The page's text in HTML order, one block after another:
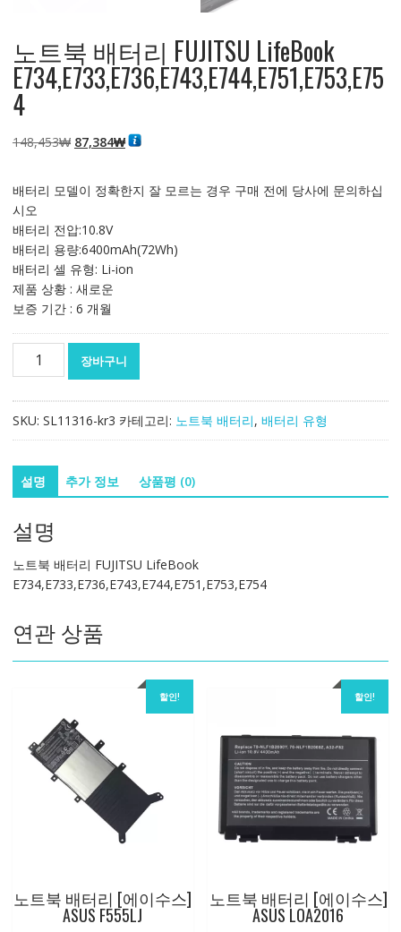
노트북 배터리 FUJITSU LifeBook
E734,E733,E736,E743,E744,E751,E753,E75
4
148,453₩ 원
격:
87,384₩현
격:
배터리 모델이 정확한지 잘 모르는 경우 구매 전에 당사에 문의하십
시오
배터리 전압:10.8V
배터리 용량:6400mAh(72Wh)
배터리 셀 유형: Li-ion
제품 상황 : 새로운
보증 기간 : 6 개월
터
FUJITSU
LifeBook
수
장바구니
SKU: SL11316-kr3 카테고리: 노트북 배터리, 배터리 유형
설명 추가 정보 상품평 (0)
설명
노트북 배터리 FUJITSU LifeBook
E734,E733,E736,E743,E744,E751,E753,E754
연관 상품
할인!
노트북 배터리 [에이수스]
ASUS F555LJ
할인!
노트북 배터리 [에이수스]
ASUS LOA2016